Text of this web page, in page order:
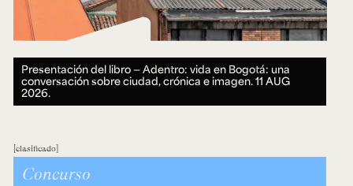
Presentación del libro — Adentro: vida en Bogotá: una
conversación sobre ciudad, crónica e imagen.11 AUG
2026.
clasificado
Concurso